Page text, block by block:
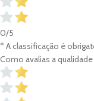
0/5
* A classificação é
Como avalias a